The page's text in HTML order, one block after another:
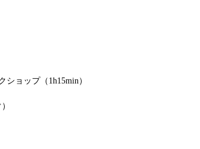
ョップ（1h15min）